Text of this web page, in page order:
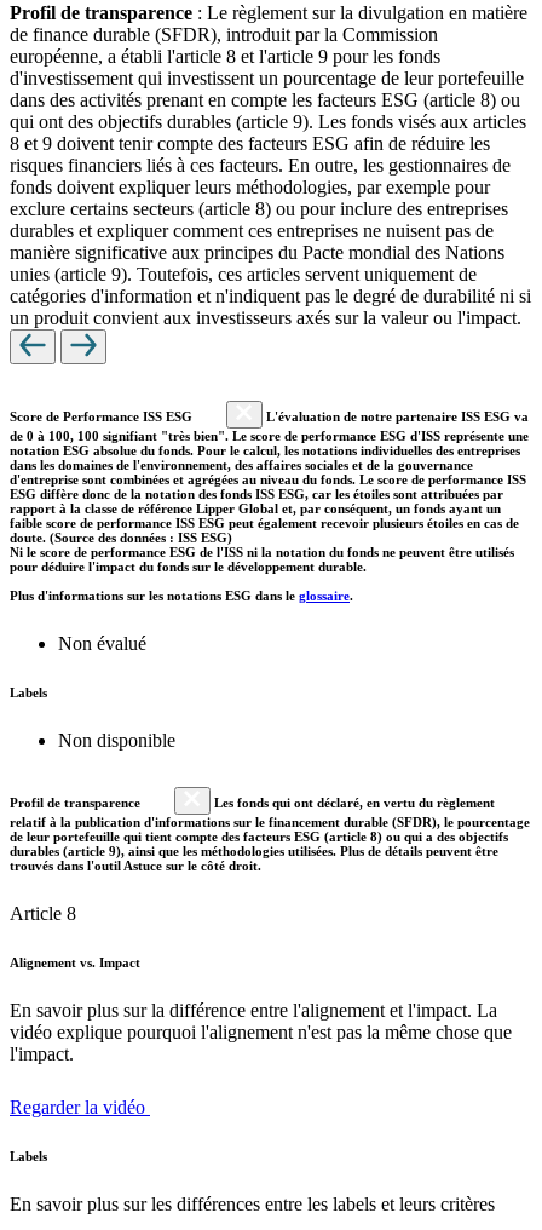
Profil de transparence : Le règlement sur la divulgation en matière
de finance durable (SFDR), introduit par la Commission
européenne, a établi l'article 8 et l'article 9 pour les fonds
d'investissement qui investissent un pourcentage de leur portefeuille
dans des activités prenant en compte les facteurs ESG (article 8) ou
qui ont des objectifs durables (article 9). Les fonds visés aux articles
8 et 9 doivent tenir compte des facteurs ESG afin de réduire les
risques financiers liés à ces facteurs. En outre, les gestionnaires de
fonds doivent expliquer leurs méthodologies, par exemple pour
exclure certains secteurs (article 8) ou pour inclure des entreprises
durables et expliquer comment ces entreprises ne nuisent pas de
manière significative aux principes du Pacte mondial des Nations
unies (article 9). Toutefois, ces articles servent uniquement de
catégories d'information et n'indiquent pas le degré de durabilité ni si
un produit convient aux investisseurs axés sur la valeur ou l'impact.
Score de Performance ISS ESG
L'évaluation de notre partenaire ISS ESG va
de 0 à 100, 100 signifiant "très bien". Le score de performance ESG d'ISS représente une
notation ESG absolue du fonds. Pour le calcul, les notations individuelles des entreprises
dans les domaines de l'environnement, des affaires sociales et de la gouvernance
d'entreprise sont combinées et agrégées au niveau du fonds. Le score de performance ISS
ESG diffère donc de la notation des fonds ISS ESG, car les étoiles sont attribuées par
rapport à la classe de référence Lipper Global et, par conséquent, un fonds ayant un
faible score de performance ISS ESG peut également recevoir plusieurs étoiles en cas de
doute. (Source des données : ISS ESG)
Ni le score de performance ESG de l'ISS ni la notation du fonds ne peuvent être utilisés
pour déduire l'impact du fonds sur le développement durable.
Plus d'informations sur les notations ESG dans le glossaire.
Non évalué
Labels
Non disponible
Profil de transparence
Les fonds qui ont déclaré, en vertu du règlement
relatif à la publication d'informations sur le financement durable (SFDR), le pourcentage
de leur portefeuille qui tient compte des facteurs ESG (article 8) ou qui a des objectifs
durables (article 9), ainsi que les méthodologies utilisées. Plus de détails peuvent être
trouvés dans l'outil Astuce sur le côté droit.
Article 8
Alignement vs. Impact
En savoir plus sur la différence entre l'alignement et l'impact. La
vidéo explique pourquoi l'alignement n'est pas la même chose que
l'impact.
Regarder la vidéo
Labels
En savoir plus sur les différences entre les labels et leurs critères